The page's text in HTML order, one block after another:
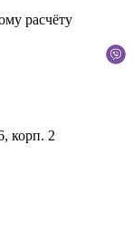
расчёту
корп. 2